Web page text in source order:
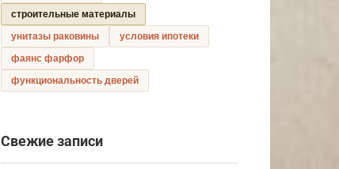
строительные материалы
унитазы раковины
условия ипотеки
фаянс фарфор
функциональность дверей
Свежие записи